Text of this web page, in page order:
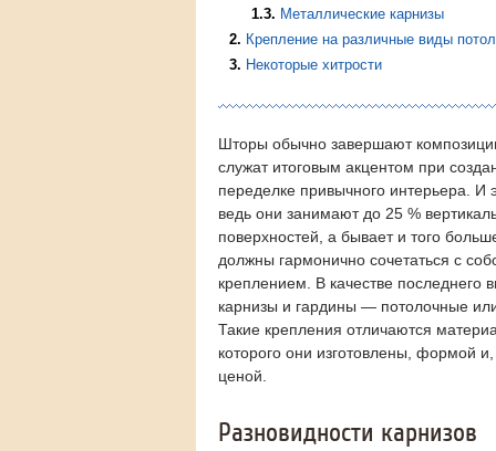
1.3
Металлические карнизы
2
Крепление на различные виды
3
Некоторые хитрости
Шторы обычно завершают
служат итоговым акцентом при
переделке привычного интерьера. И
ведь они занимают до 25 %
поверхностей, а бывает и того
должны гармонично сочетаться с
креплением. В качестве последнего
карнизы и гардины — потолочные
Такие крепления отличаются
которого они изготовлены, формой и,
ценой.
Разновидности карнизов